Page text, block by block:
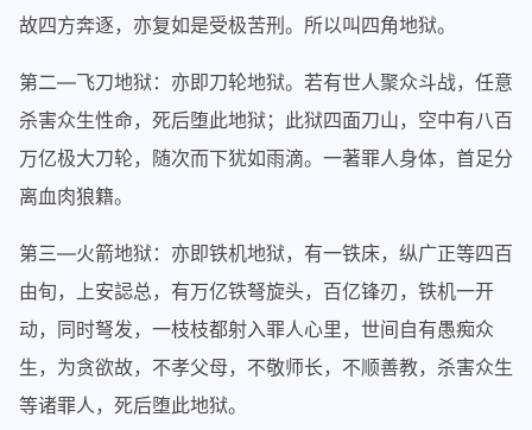
故四方奔逐，亦复如是受极苦刑。所以叫四角地狱。
第二—飞刀地狱：亦即刀轮地狱。若有世人聚众斗战，任意
杀害众生性命，死后堕此地狱；此狱四面刀山，空中有八百
万亿极大刀轮，随次而下犹如雨滴。一著罪人身体，首足分
离血肉狼籍。
第三—火箭地狱：亦即铁机地狱，有一铁床，纵广正等四百
由旬，上安誋总，有万亿铁弩旋头，百亿锋刃，铁机一开
动，同时弩发，一枝枝都射入罪人心里，世间自有愚痴众
生，为贪欲故，不孝父母，不敬师长，不顺善教，杀害众生
等诸罪人，死后堕此地狱。